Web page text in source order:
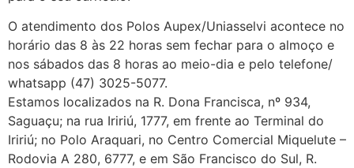
O atendimento dos Polos Aupex/Uniasselvi acontece no
horário das 8 às 22 horas sem fechar para o almoço e
nos sábados das 8 horas ao meio-dia e pelo telefone/
whatsapp (47) 3025-5077.
Estamos localizados na R. Dona Francisca, nº 934,
Saguaçu; na rua Iririú, 1777, em frente ao Terminal do
Iririú; no Polo Araquari, no Centro Comercial Miquelute –
Rodovia A 280, 6777, e em São Francisco do Sul, R.